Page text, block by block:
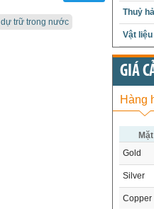
dự trữ trong nước
Thuỷ
Vật
GIÁ
Hàng
Gold
Silver
Copper